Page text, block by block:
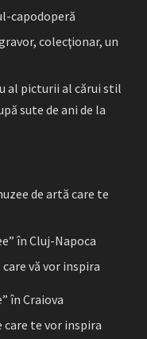
capodoperă
colecţionar, un
al picturii al cărui stil
sute de ani de la
de artă care te
în Cluj-Napoca
vă vor inspira
în Craiova
care te vor inspira